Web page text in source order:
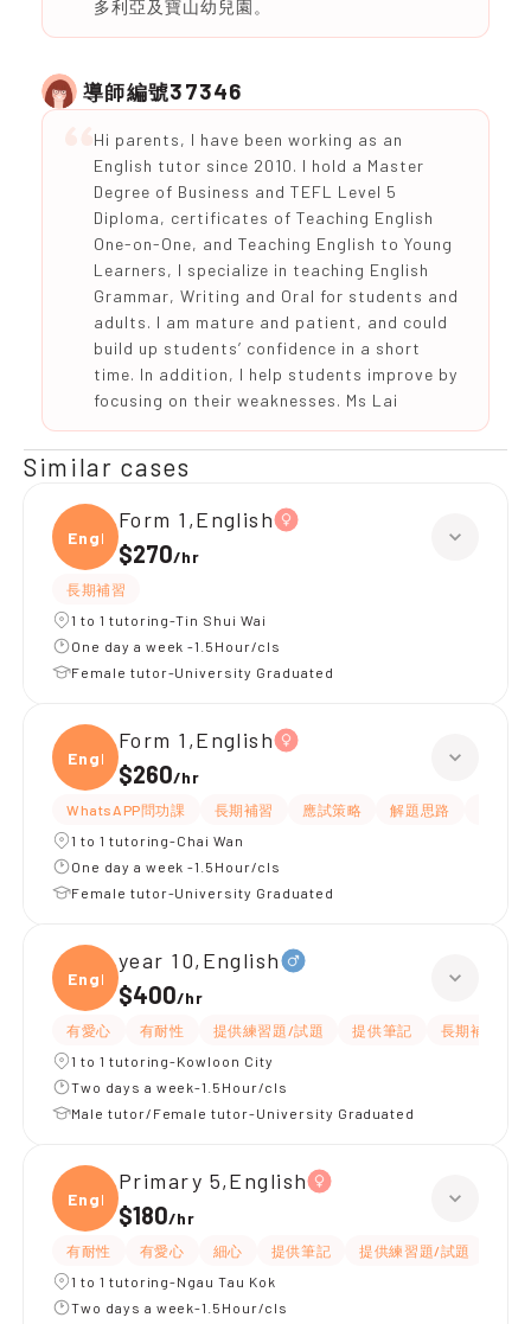
多利亞及寶山幼兒園。
導師編號37346
Hi parents, I have been working as an
English tutor since 2010. I hold a Master
Degree of Business and TEFL Level 5
Diploma, certificates of Teaching English
One-on-One, and Teaching English to Young
Learners, I specialize in teaching English
Grammar, Writing and Oral for students and
adults. I am mature and patient, and could
build up students’ confidence in a short
time. In addition, I help students improve by
focusing on their weaknesses. Ms Lai
Similar cases
Engli
Form 1,English
$270/hr
長期補習
1 to 1 tutoring-Tin Shui Wai
One day a week -1.5Hour/cls
Female tutor-University Graduated
Engli
Form 1,English
$260/hr
WhatsAPP問功課 長期補習 應試策略 解題思路
1 to 1 tutoring-Chai Wan
One day a week -1.5Hour/cls
Female tutor-University Graduated
Engli
year 10,English
$400/hr
有愛心 有耐性 提供練習題/試題 提供筆記
長期補習
1 to 1 tutoring-Kowloon City
Two days a week-1.5Hour/cls
Male tutor/Female tutor-University Graduated
Engli
Primary 5,English
$180/hr
有耐性 有愛心 細心 提供筆記 提供練習題/試題
1 to 1 tutoring-Ngau Tau Kok
Two days a week-1.5Hour/cls